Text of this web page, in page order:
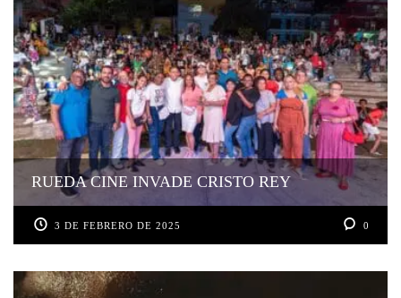
RUEDA CINE INVADE CRISTO REY
3 DE FEBRERO DE 2025 0